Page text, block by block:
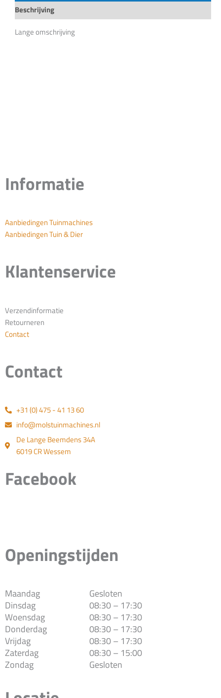
Beschrijving
Lange omschrijving
Informatie
Aanbiedingen Tuinmachines
Aanbiedingen Tuin & Dier
Klantenservice
Verzendinformatie
Retourneren
Contact
Contact
+31 (0) 475 - 41 13 60
info@molstuinmachines.nl
De Lange Beemdens 34A
6019 CR Wessem
Facebook
Openingstijden
Maandag
Dinsdag
Woensdag
Donderdag
Vrijdag
Zaterdag
Zondag
Gesloten
08:30 – 17:30
08:30 – 17:30
08:30 – 17:30
08:30 – 17:30
08:30 – 15:00
Gesloten